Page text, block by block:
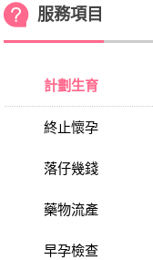
服務項目
計劃生育
終止懷孕
落仔幾錢
藥物流產
早孕檢查